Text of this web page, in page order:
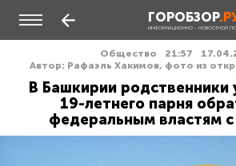
ГОРОБЗОР
ИНФОРМАЦИОННО - НОВОСТНОЙ
Общество 21:57
Автор: Рафаэль Хакимов, фото из
В Башкирии
19-летнего парня
федеральным властям